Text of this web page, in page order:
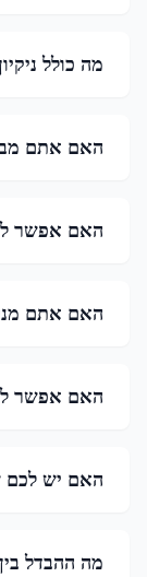
מה כולל
האם אתם
האם אפשר
האם אתם
האם אפשר
האם יש לכם
מה ההבדל בין